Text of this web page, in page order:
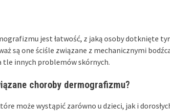
jest łatwość, z jaką osoby dotknięte
są one ściśle związane z mechanicznymi
innych problemów skórnych.
choroby dermografizmu?
może wystąpić zarówno u dzieci, jak i